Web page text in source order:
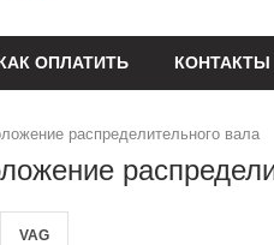
ОПЛАТИТЬ КОНТАКТЫ
распределительного вала
VAG